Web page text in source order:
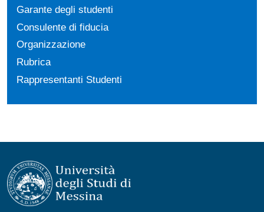
Garante degli studenti
Consulente di fiducia
Organizzazione
Rubrica
Rappresentanti Studenti